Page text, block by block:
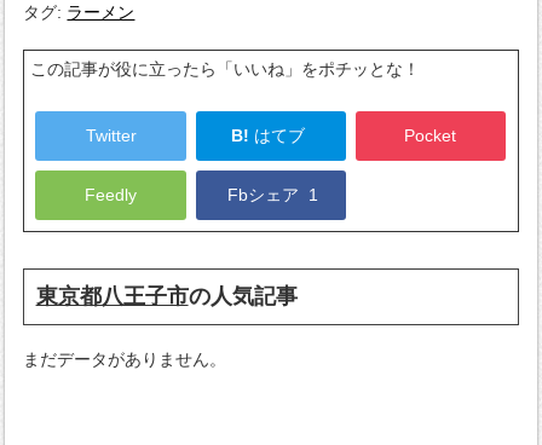
タグ: ラーメン
この記事が役に立ったら「いいね」をポチッとな！
Twitter B! はてブ Pocket
Feedly Fbシェア 1
東京都八王子市の人気記事
まだデータがありません。